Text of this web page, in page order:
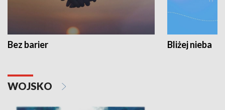
Bez barier Bliżej nieba
WOJSKO